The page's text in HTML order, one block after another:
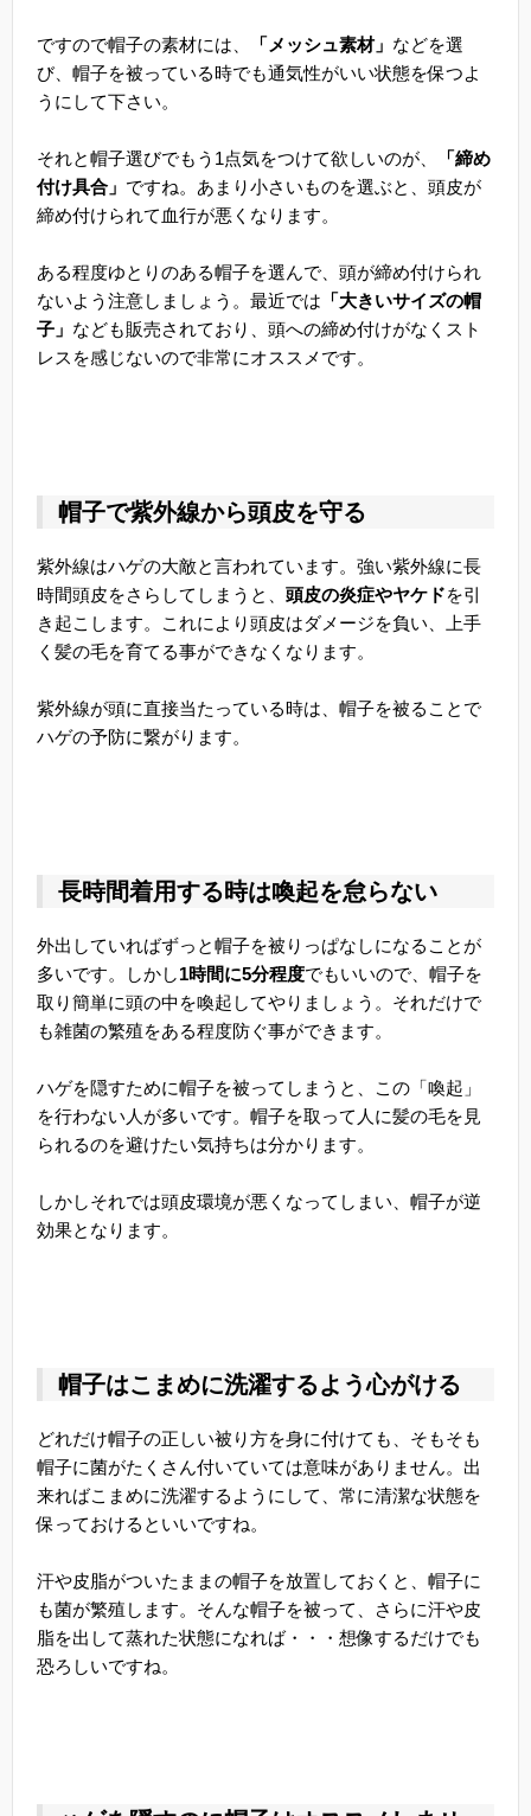
ですので帽子の素材には、 「メッシュ素材」 などを選
び、帽子を被っている時でも通気性がいい状態を保つよ
うにして下さい。
それと帽子選びでもう1点気をつけて欲しいのが、
「締め
付け具合」 ですね。あまり小さいものを選ぶと、頭皮が
締め付けられて血行が悪くなります。
ある程度ゆとりのある帽子を選んで、頭が締め付けられ
ないよう注意しましょう。最近では 「大きいサイズの帽
子」 なども販売されており、頭への締め付けがなくスト
レスを感じないので非常にオススメです。
帽子で紫外線から頭皮を守る
紫外線はハゲの大敵と言われています。強い紫外線に長
時間頭皮をさらしてしまうと、 頭皮の炎症やヤケドを引
き起こします。これにより頭皮はダメージを負い、上手
く髪の毛を育てる事ができなくなります。
紫外線が頭に直接当たっている時は、帽子を被ることで
ハゲの予防に繋がります。
長時間着用する時は喚起を怠らない
外出していればずっと帽子を被りっぱなしになることが
多いです。しかし1時間に5分程度でもいいので、帽子を
取り簡単に頭の中を喚起してやりましょう。それだけで
も雑菌の繁殖をある程度防ぐ事ができます。
ハゲを隠すために帽子を被ってしまうと、この「喚起」
を行わない人が多いです。帽子を取って人に髪の毛を見
られるのを避けたい気持ちは分かります。
しかしそれでは頭皮環境が悪くなってしまい、帽子が逆
効果となります。
帽子はこまめに洗濯するよう心がける
どれだけ帽子の正しい被り方を身に付けても、そもそも
帽子に菌がたくさん付いていては意味がありません。出
来ればこまめに洗濯するようにして、常に清潔な状態を
保っておけるといいですね。
汗や皮脂がついたままの帽子を放置しておくと、帽子に
も菌が繁殖します。そんな帽子を被って、さらに汗や皮
脂を出して蒸れた状態になれば・・・想像するだけでも
恐ろしいですね。